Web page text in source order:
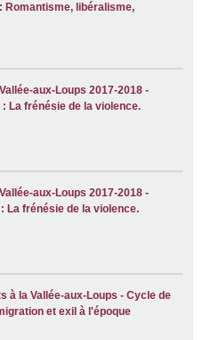
Romantisme, libéralisme,
aux-Loups 2017-2018 -
La frénésie de la violence.
aux-Loups 2017-2018 -
La frénésie de la violence.
à la Vallée-aux-Loups - Cycle de
et exil à l'époque